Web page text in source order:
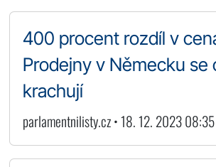
400 procent rozdíl v
Prodejny v Německu se
krachují
parlamentnilisty.cz • 18. 12. 2023 08:35